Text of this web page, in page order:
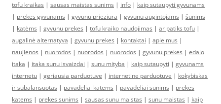
tofu kraikas | sausas maistas sunims | info | kaip sutaupyti gyvunams
| prekes gyvunams | gyvunu prieziura | gyvunu augintojams | šunims
| katėms | gyvunu prekes | tofu kraiko naudojimas | ar patiks tofu |
augalinė alternatyva | gyvunu prekes | kontaktai | apie mus |
naujienos | nuorodos | nuorodos | nuorodos | gyvunu prekes | edalo
itaka | itaka sunu isvaizdai | sunu mityba | kaip sutaupyti | gyvunams
internetu | geriausia parduotuve | internetine parduotuve | kokybiskas
ir subalansuotas | pavadeliai katems | pavadeliai sunims | prekes
katems | prekes sunims | sausas sunu maistas | sunu maistas | kaip